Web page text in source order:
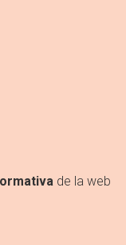
de la web